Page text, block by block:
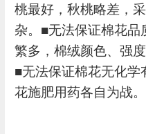
桃最好，秋桃略差，
杂。■无法保证棉花
繁多，棉绒颜色、强
■无法保证棉花无化
花施肥用药各自为战。